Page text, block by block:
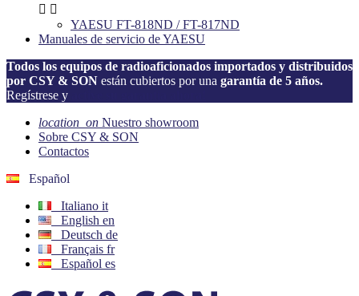
 
YAESU FT-818ND / FT-817ND
Manuales de servicio de YAESU
Todos los equipos de radioaficionados importados y distribuidos
por CSY & SON están cubiertos por una garantía de 5 años.
Regístrese y
location_on Nuestro showroom
Sobre CSY & SON
Contactos
Español
Italiano it
English en
Deutsch de
Français fr
Español es